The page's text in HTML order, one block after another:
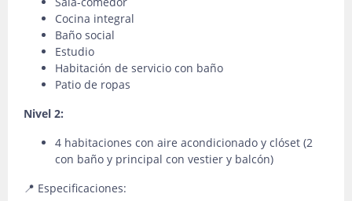
Cocina integral
Baño social
Estudio
Habitación de servicio con baño
Patio de ropas
Nivel 2:
4 habitaciones con aire acondicionado y clóset (2
con baño y principal con vestier y balcón)
📍 Especificaciones: